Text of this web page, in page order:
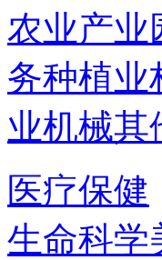
农业产业
务种植业
业机械其
医疗保健
生命科学